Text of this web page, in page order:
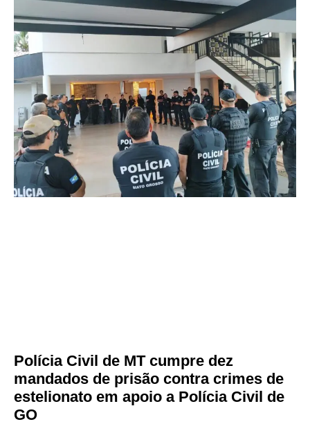
Polícia Civil de MT cumpre dez
mandados de prisão contra crimes de
estelionato em apoio a Polícia Civil de
GO